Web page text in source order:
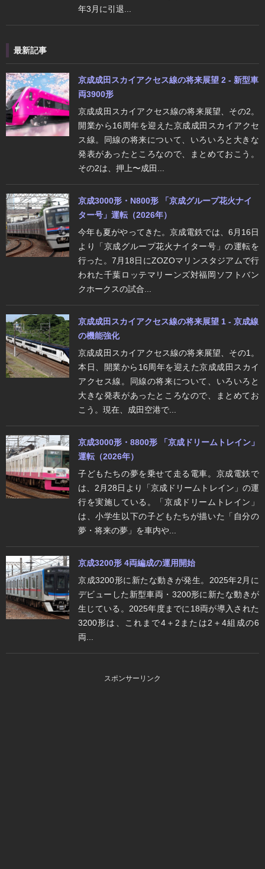
年3月に引退...
最新記事
京成成田スカイアクセス線の将来展望 2 - 新型車
両3900形
京成成田スカイアクセス線の将来展望、その2。
開業から16周年を迎えた京成成田スカイアクセ
ス線。同線の将来について、いろいろと大きな
発表があったところなので、まとめておこう。
その2は、押上〜成田...
京成3000形・N800形 「京成グループ花火ナイ
ター号」運転（2026年）
今年も夏がやってきた。京成電鉄では、6月16日
より「京成グループ花火ナイター号」の運転を
行った。7月18日にZOZOマリンスタジアムで行
われた千葉ロッテマリーンズ対福岡ソフトバン
クホークスの試合...
京成成田スカイアクセス線の将来展望 1 - 京成線
の機能強化
京成成田スカイアクセス線の将来展望、その1。
本日、開業から16周年を迎えた京成成田スカイ
アクセス線。同線の将来について、いろいろと
大きな発表があったところなので、まとめてお
こう。現在、成田空港で...
京成3000形・8800形 「京成ドリームトレイン」
運転（2026年）
子どもたちの夢を乗せて走る電車。京成電鉄で
は、2月28日より「京成ドリームトレイン」の運
行を実施している。「京成ドリームトレイン」
は、小学生以下の子どもたちが描いた「自分の
夢・将来の夢」を車内や...
京成3200形 4両編成の運用開始
京成3200形に新たな動きが発生。2025年2月に
デビューした新型車両・3200形に新たな動きが
生じている。2025年度までに18両が導入された
3200形は、これまで4＋2または2＋4組成の6
両...
スポンサーリンク